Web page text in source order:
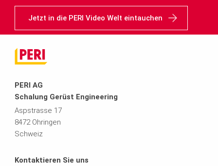
Jetzt in die PERI Video Welt eintauchen
PERI AG
Schalung Gerüst Engineering
Aspstrasse 17
8472 Ohringen
Schweiz
Kontaktieren Sie uns